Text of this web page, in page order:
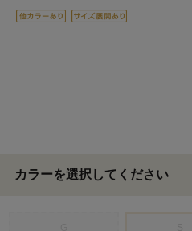
カラーを選択してください